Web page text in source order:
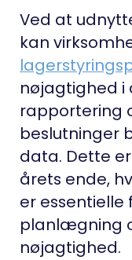
Ved at
kan
nøjagtighed i
rapportering
beslutninger
data. Dette
årets ende,
er essentielle
planlægning
nøjagtighed.